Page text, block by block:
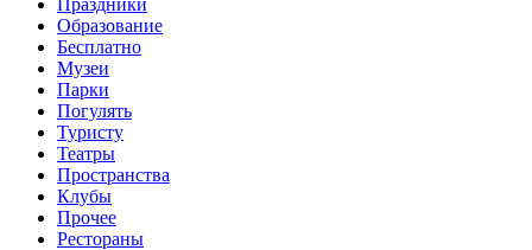
Образование
Бесплатно
Музеи
Парки
Погулять
Туристу
Театры
Пространства
Клубы
Прочее
Рестораны